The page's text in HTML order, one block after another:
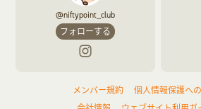
@niftypoint_club
フォローする
メンバー規約
個人情報保護へ